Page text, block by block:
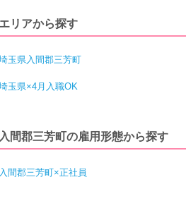
エリアから探す
玉県入間郡三芳町
玉県×4月入職OK
入間郡三芳町の雇用形態から探す
入間郡三芳町×正社員